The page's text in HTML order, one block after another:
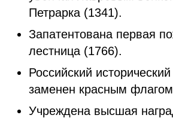
Петрарка (1341).
Запатентована первая
лестница (1766).
Российский
заменен красным
Учреждена высшая